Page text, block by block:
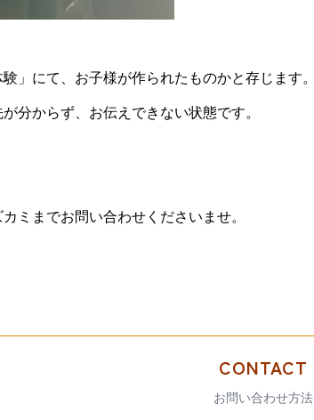
」にて、お子様が作られたものかと存じます。
分からず、お伝えできない状態です。
ミまでお問い合わせくださいませ。
CONTACT
お問い合わせ方法